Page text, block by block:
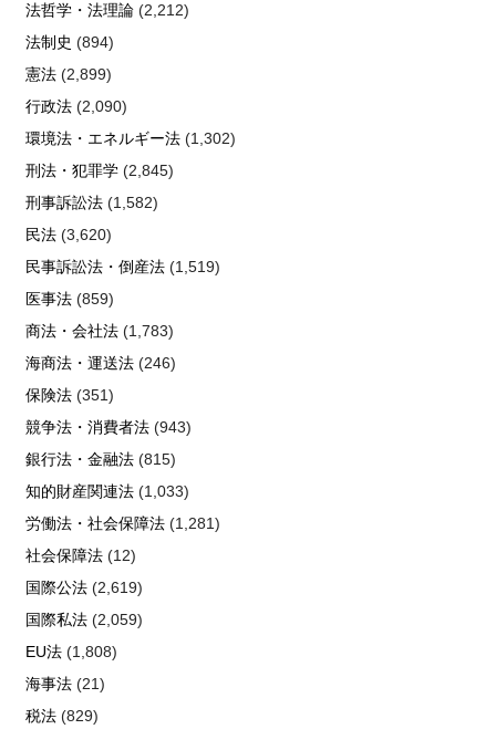
法哲学・法理論(2,212)
法制史 (894)
憲法(2,899)
行政法(2,090)
環境法・エネルギー法(1,302)
刑法・犯罪学(2,845)
刑事訴訟法(1,582)
民法(3,620)
民事訴訟法・倒産法(1,519)
医事法(859)
商法・会社法(1,783)
海商法・運送法(246)
保険法(351)
競争法・消費者法(943)
銀行法・金融法(815)
知的財産関連法(1,033)
労働法・社会保障法(1,281)
社会保障法(12)
国際公法(2,619)
国際私法(2,059)
EU法(1,808)
海事法(21)
税法(829)